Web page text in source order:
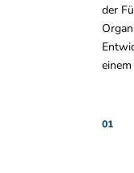
der
01